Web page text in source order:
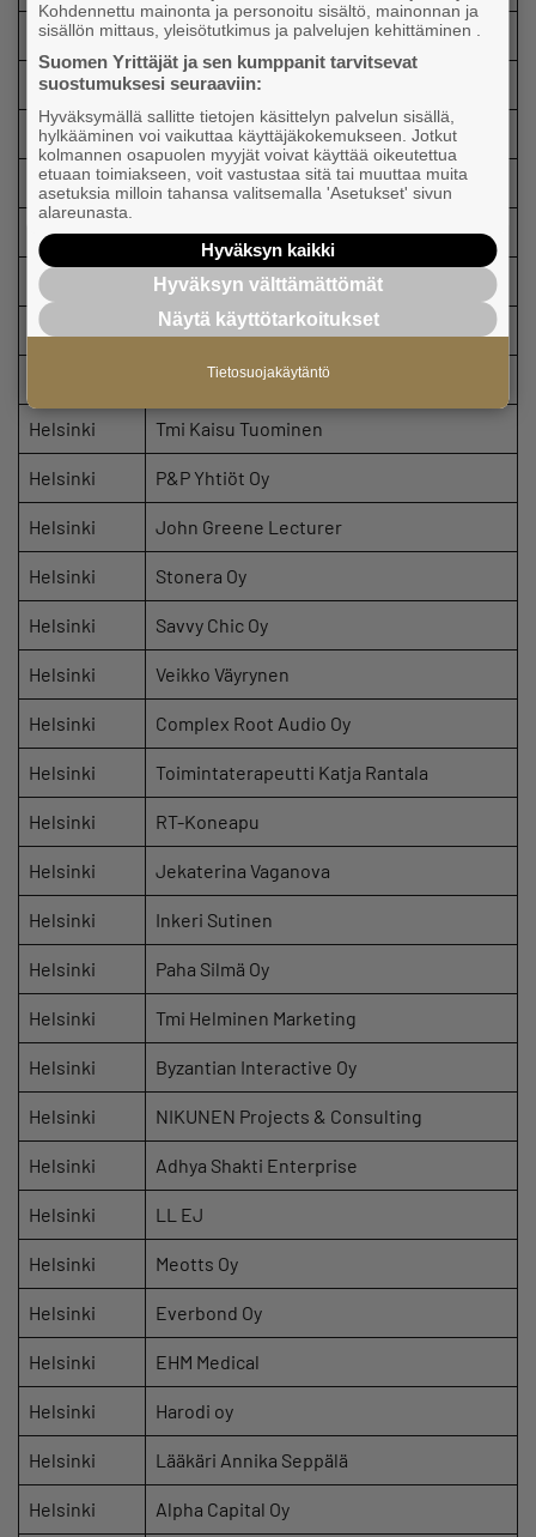
Helsinki Auroran Komiikka Oy
Helsinki KJ Liiketoimintapalvelut
Helsinki Slothfather Oy
Helsinki Rordeliini Oy
Helsinki Flying Spud Oy
Helsinki Fysioterapia Saara Melgin
Helsinki NameName Oy
Cafe des Arts konsultointi Oy
Helsinki Tmi Kaisu Tuominen
Helsinki P&P Yhtiöt Oy
Helsinki John Greene Lecturer
Helsinki Stonera Oy
Helsinki Savvy Chic Oy
Helsinki Veikko Väyrynen
Helsinki Complex Root Audio Oy
Helsinki Toimintaterapeutti Katja Rantala
Helsinki RT-Koneapu
Helsinki Jekaterina Vaganova
Helsinki Inkeri Sutinen
Helsinki Paha Silmä Oy
Helsinki Tmi Helminen Marketing
Helsinki Byzantian Interactive Oy
Helsinki NIKUNEN Projects & Consulting
Helsinki Adhya Shakti Enterprise
Helsinki LL EJ
Helsinki Meotts Oy
Helsinki Everbond Oy
Helsinki EHM Medical
Helsinki Harodi oy
Helsinki Lääkäri Annika Seppälä
Helsinki Alpha Capital Oy
Kohdennettu mainonta ja personoitu sisältö, mainonnan ja
sisällön mittaus, yleisötutkimus ja palvelujen kehittäminen .
Suomen Yrittäjät ja sen kumppanit tarvitsevat
suostumuksesi seuraaviin:
Hyväksymällä sallitte tietojen käsittelyn palvelun sisällä,
hylkääminen voi vaikuttaa käyttäjäkokemukseen. Jotkut
kolmannen osapuolen myyjät voivat käyttää oikeutettua
etuaan toimiakseen, voit vastustaa sitä tai muuttaa muita
asetuksia milloin tahansa valitsemalla 'Asetukset' sivun
alareunasta.
Hyväksyn kaikki
Hyväksyn välttämättömät
Näytä käyttötarkoitukset
Tietosuojakäytäntö